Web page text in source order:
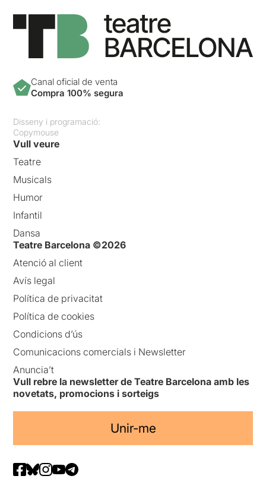
Canal oficial de venta
Compra 100% segura
Disseny i programació:
Copymouse
Vull veure
Teatre
Musicals
Humor
Infantil
Dansa
Teatre Barcelona ©2026
Atenció al client
Avís legal
Política de privacitat
Política de cookies
Condicions d’ús
Comunicacions comercials i Newsletter
Anuncia’t
Vull rebre la newsletter de Teatre Barcelona amb les
novetats, promocions i sorteigs
Unir-me